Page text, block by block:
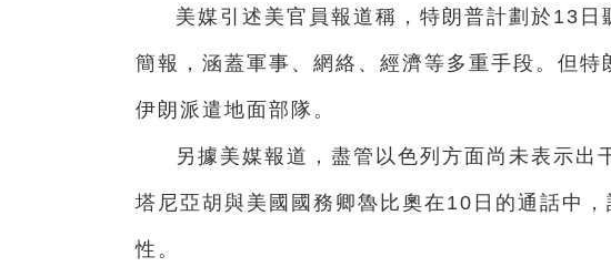
美媒引述美官員報道稱，特朗普計劃於13
簡報，涵蓋軍事、網絡、經濟等多重手段。但特
伊朗派遣地面部隊。
另據美媒報道，盡管以色列方面尚未表示出
塔尼亞胡與美國國務卿魯比奧在10日的通話中
性。